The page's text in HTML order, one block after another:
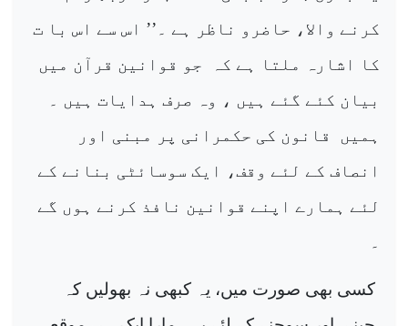
کرنے والا، حاضرو ناظر ہے ۔’’ اس سے اس با ت
کا اشارہ ملتا ہے کہ
جو قوانین قرآن میں
بیان کئے گئے ہیں ، وہ صرف ہدایات ہیں ۔
ہمیں
قانون کی حکمرانی پر مبنی اور
انصاف کے لئے وقف، ایک سوسائٹی بنانے کے
لئے ہمارے اپنے قوانین نافذ کرنے ہوں گے
۔
کسی بھی صورت میں، یہ کبھی نہ بھولیں کہ